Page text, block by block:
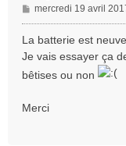
M
e
s
g
mercredi 19 avril
La batterie est neuve.
Je vais essayer ça
bêtises ou non
Merci